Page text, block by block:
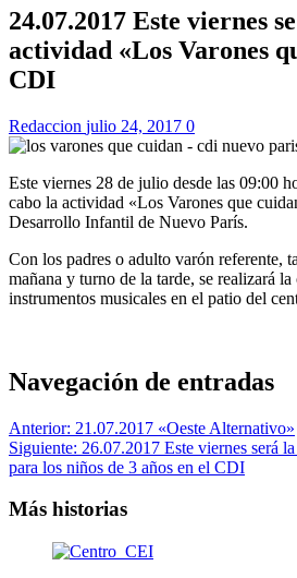
24.07.2017 Este viernes
actividad «Los Varones
CDI
Redaccion julio 24, 2017 0
Este viernes 28 de julio desde las 09:00
cabo la actividad «Los Varones que
Desarrollo Infantil de Nuevo París.
Con los padres o adulto varón referente,
mañana y turno de la tarde, se realizará
instrumentos musicales en el patio del
Navegación de entradas
Anterior: 21.07.2017 «Oeste Alternativo»
Siguiente: 26.07.2017 Este viernes será
para los niños de 3 años en el CDI
Más historias